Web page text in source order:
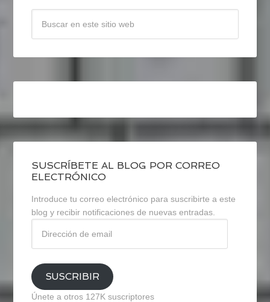
SUSCRÍBETE AL BLOG POR CORREO
ELECTRÓNICO
Introduce tu correo electrónico para suscribirte a este
blog y recibir notificaciones de nuevas entradas.
email
SUSCRIBIR
Únete a otros 127K suscriptores